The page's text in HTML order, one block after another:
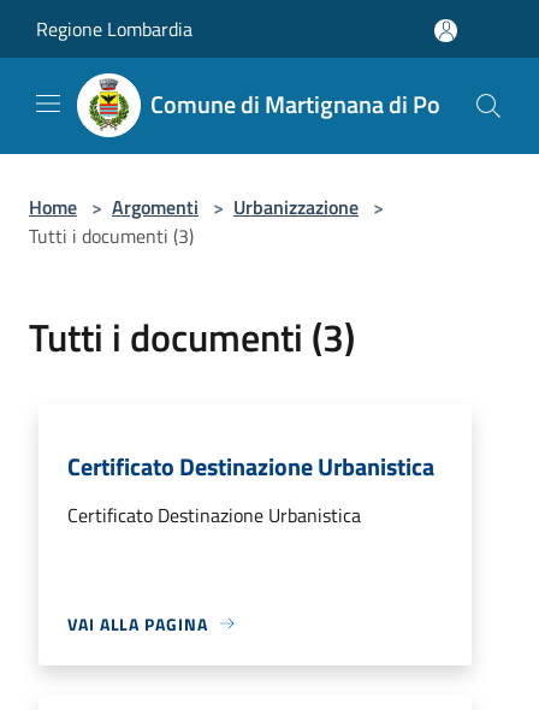
Regione Lombardia
Comune di Martignana di Po
Home > Argomenti > Urbanizzazione >
Tutti i documenti (3)
Tutti i documenti (3)
Certificato Destinazione Urbanistica
Certificato Destinazione Urbanistica
VAI ALLA PAGINA